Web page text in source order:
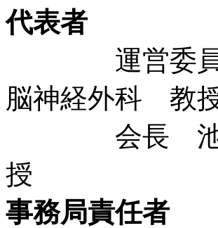
代表者
運営委員
脳神経外科 教
会長 池田
授
事務局責任者